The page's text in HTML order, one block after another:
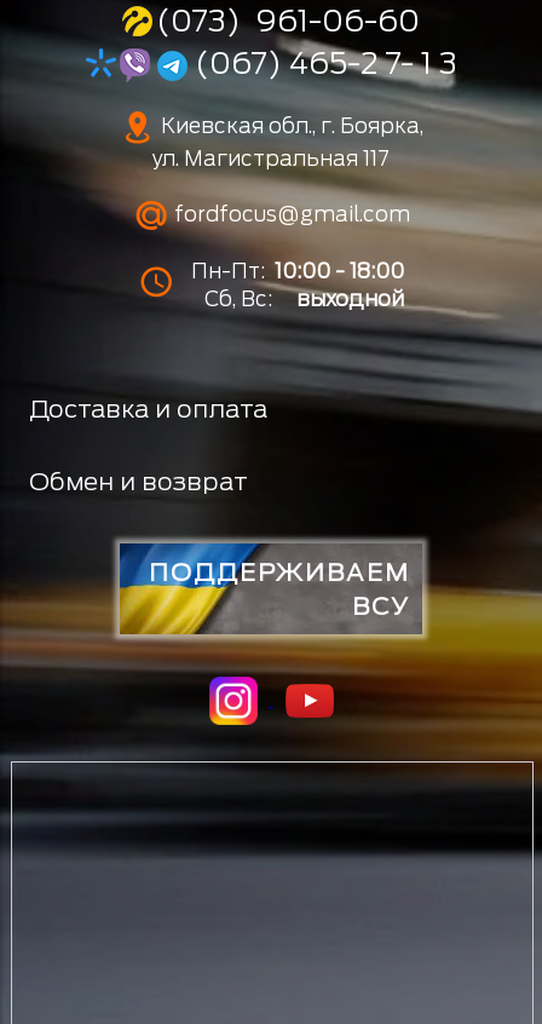
(073) 961-06-60
(067) 465-2 7- 1 3
Киевская обл., г. Боярка,
ул. Магистральная 117
fordfocus@gmail.com
Пн-Пт: 10:00 - 18:00
Сб, Вс:
выходной
Доставка и оплата
Обмен и возврат
ПОДДЕРЖИВАЕМ
ВСУ